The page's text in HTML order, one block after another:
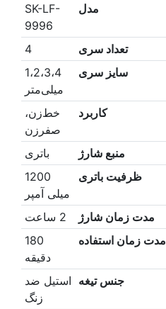
مدل
SK-LF-
9996
تعداد سری
4
سایز سری
1،2،3،4
میلی‌متر
کاربرد
خط‌زن،
صفرزن
منبع شارژ
باتری
ظرفیت باتری
1200
میلی آمپر
مدت زمان شارژ
2 ساعت
مدت زمان استفاده
180
دقیقه
جنس تیغه استیل ضد
زنگ